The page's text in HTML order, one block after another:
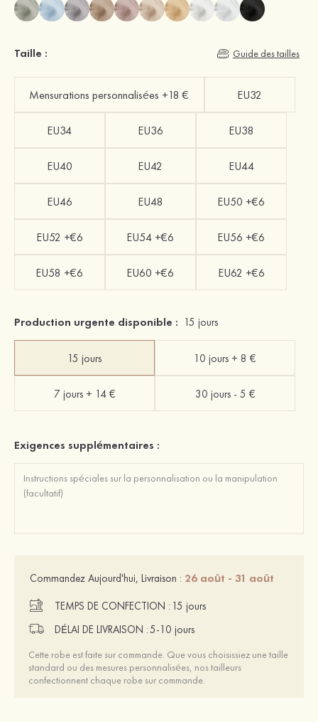
Taille : Guide des tailles
Mensurations personnalisées +18 € EU32
EU34 EU36 EU38
EU40 EU42 EU44
EU46 EU48 EU50 +€6
EU52 +€6 EU54 +€6 EU56 +€6
EU58 +€6 EU60 +€6 EU62 +€6
Production urgente disponible : 15 jours
15 jours 10 jours + 8 €
7 jours + 14 € 30 jours - 5 €
Exigences supplémentaires :
Commandez Aujourd'hui, Livraison : 26 août - 31 août
TEMPS DE CONFECTION : 15 jours
DÉLAI DE LIVRAISON :5-10 jours
Cette robe est faite sur commande. Que vous choisissiez une taille
standard ou des mesures personnalisées, nos tailleurs
confectionnent chaque robe sur commande.